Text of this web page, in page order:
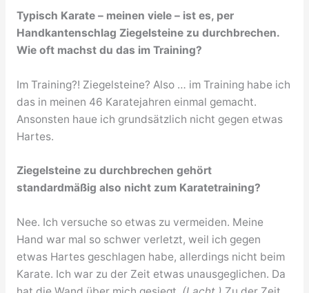
Typisch Karate – meinen viele – ist es, per
Handkantenschlag Ziegelsteine zu durchbrechen.
Wie oft machst du das im Training?
Im Training?! Ziegelsteine? Also … im Training habe ich
das in meinen 46 Karatejahren einmal gemacht.
Ansonsten haue ich grundsätzlich nicht gegen etwas
Hartes.
Ziegelsteine zu durchbrechen gehört
standardmäßig also nicht zum Karatetraining?
Nee. Ich versuche so etwas zu vermeiden. Meine
Hand war mal so schwer verletzt, weil ich gegen
etwas Hartes geschlagen habe, allerdings nicht beim
Karate. Ich war zu der Zeit etwas unausgeglichen. Da